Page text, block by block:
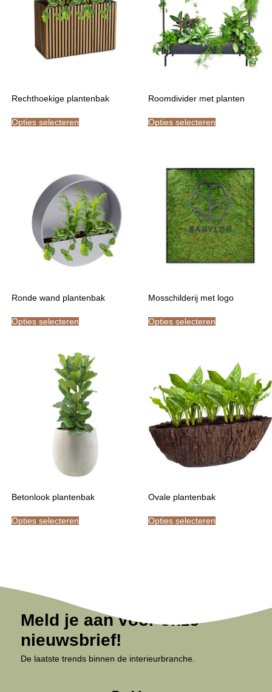
Rechthoekige plantenbak
Opties selecteren
Roomdivider met planten
Opties selecteren
Ronde wand plantenbak
Opties selecteren
Mosschilderij met logo
Opties selecteren
Betonlook plantenbak
Opties selecteren
Ovale plantenbak
Opties selecteren
Meld je aan voor onze
nieuwsbrief!
De laatste trends binnen de interieurbranche.